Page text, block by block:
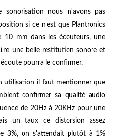
nous n'avons pas
si ce n'est que Plantronics
10 mm dans les écouteurs, une
une belle restitution sonore et
pourra le confirmer.
utilisation il faut mentionner que
confirmer sa qualité audio
de 20Hz à 20KHz pour une
un taux de distorsion assez
3%, on s'attendait plutôt à 1%